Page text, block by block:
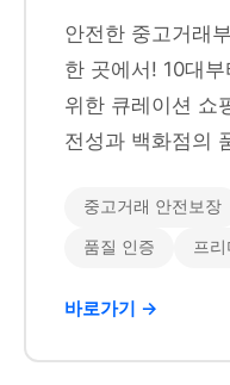
안전한 중고거래
한 곳에서! 10대
위한 큐레이션 쇼
전성과 백화점의
중고거래 안전보장
품질 인증 프
바로가기 →